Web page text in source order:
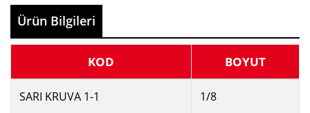
Ürün Bilgileri
KOD BOYUT
SARI KRUVA 1-1 1/8